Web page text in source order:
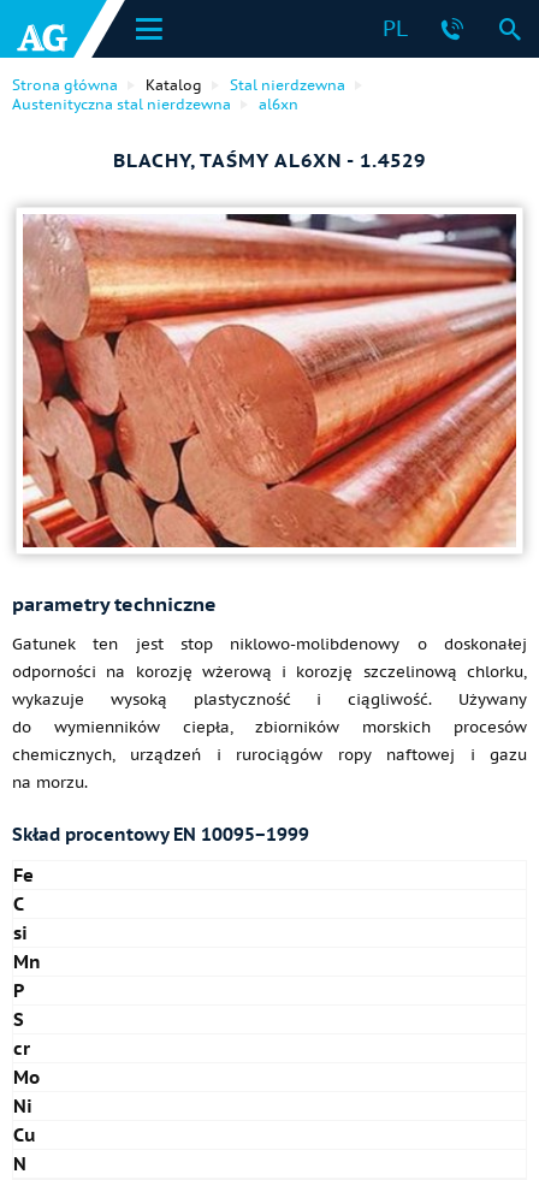
PL
Strona główna Katalog
Stal nierdzewna
Austenityczna stal nierdzewna
al6xn
BLACHY, TAŚMY AL6XN - 1.4529
parametry techniczne
Gatunek ten jest stop niklowo-molibdenowy o doskonałej
odporności na korozję wżerową i korozję szczelinową chlorku,
wykazuje wysoką plastyczność i ciągliwość. Używany
do wymienników ciepła, zbiorników morskich procesów
chemicznych, urządzeń i rurociągów ropy naftowej i gazu
na morzu.
Skład procentowy EN 10095−1999
Fe
C
si
Mn
P
S
cr
Mo
Ni
Cu
N